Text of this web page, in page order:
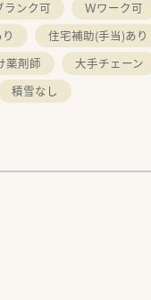
ランク可
Ｗワーク可
住宅補助(手当)あり
薬剤師
大手チェーン
積雪なし